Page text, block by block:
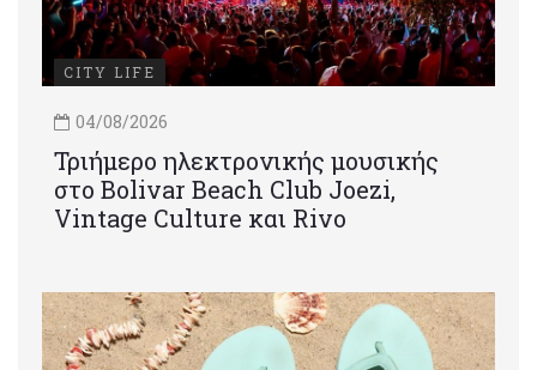
CITY LIFE
04/08/2026
Τριήμερο ηλεκτρονικής μουσικής
στο Bolivar Beach Club Joezi,
Vintage Culture και Rivo